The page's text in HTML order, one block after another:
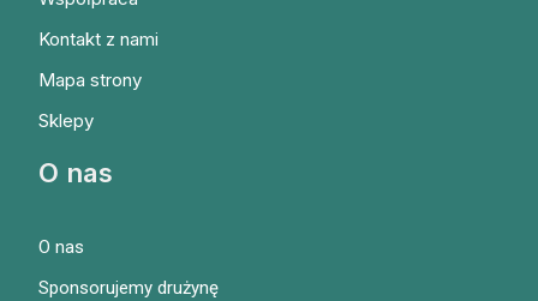
Kontakt z nami
Mapa strony
Sklepy
O nas
O nas
Sponsorujemy drużynę